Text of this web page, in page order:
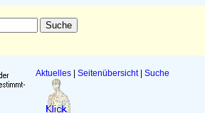
Aktuelles Seitenübersicht| Suche